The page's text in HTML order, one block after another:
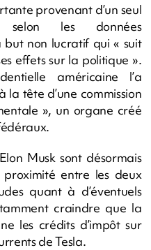
provenant d’un seul
selon les données
but non lucratif qui « suit
effets sur la politique ».
américaine l’a
tête d’une commission
», un organe créé
Musk sont désormais
entre les deux
quant à d’éventuels
craindre que la
les crédits d’impôt sur
de Tesla.